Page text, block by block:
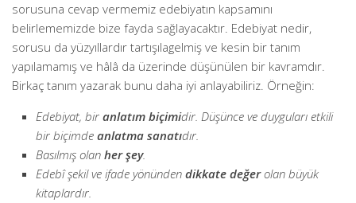
sorusuna cevap vermemiz edebiyatın kapsamını
belirlememizde bize fayda sağlayacaktır. Edebiyat nedir,
sorusu da yüzyıllardır tartışılagelmiş ve kesin bir tanım
yapılamamış ve hâlâ da üzerinde düşünülen bir kavramdır.
Birkaç tanım yazarak bunu daha iyi anlayabiliriz. Örneğin:
Edebiyat, bir anlatım biçimidir. Düşünce ve duyguları etkili
bir biçimde anlatma sanatıdır.
Basılmış olan her şey.
Edebî şekil ve ifade yönünden dikkate değerolan büyük
kitaplardır.